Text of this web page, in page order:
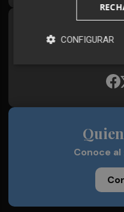
Conoce
CONFIGURAR